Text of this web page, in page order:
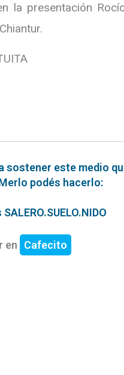
la presentación
sostener este medio
podés hacerlo:
en Cafecito